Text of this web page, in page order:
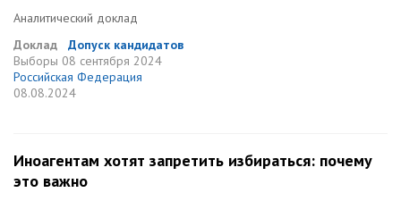
Аналитический доклад
Доклад
Допуск кандидатов
Выборы 08 сентября 2024
Российская Федерация
08.08.2024
Иноагентам хотят запретить избираться: почему
это важно